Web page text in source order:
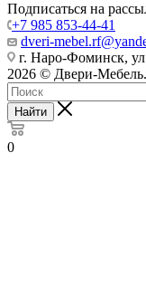
Подписаться на
+7 985 853-44-41
dveri-
г. Наро-Фоминск,
2026 © Двери-
Найти
0